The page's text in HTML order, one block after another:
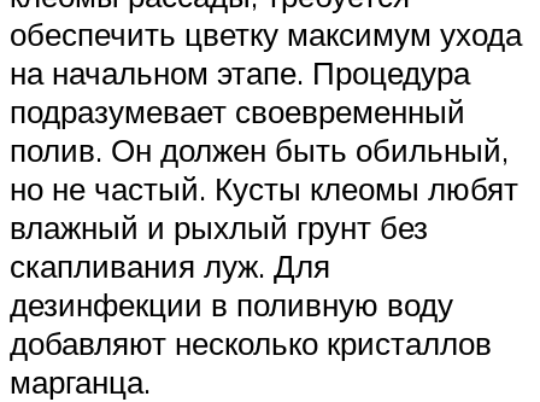
обеспечить цветку максимум ухода
на начальном этапе. Процедура
подразумевает своевременный
полив. Он должен быть обильный,
но не частый. Кусты клеомы любят
влажный и рыхлый грунт без
скапливания луж. Для
дезинфекции в поливную воду
добавляют несколько кристаллов
марганца.